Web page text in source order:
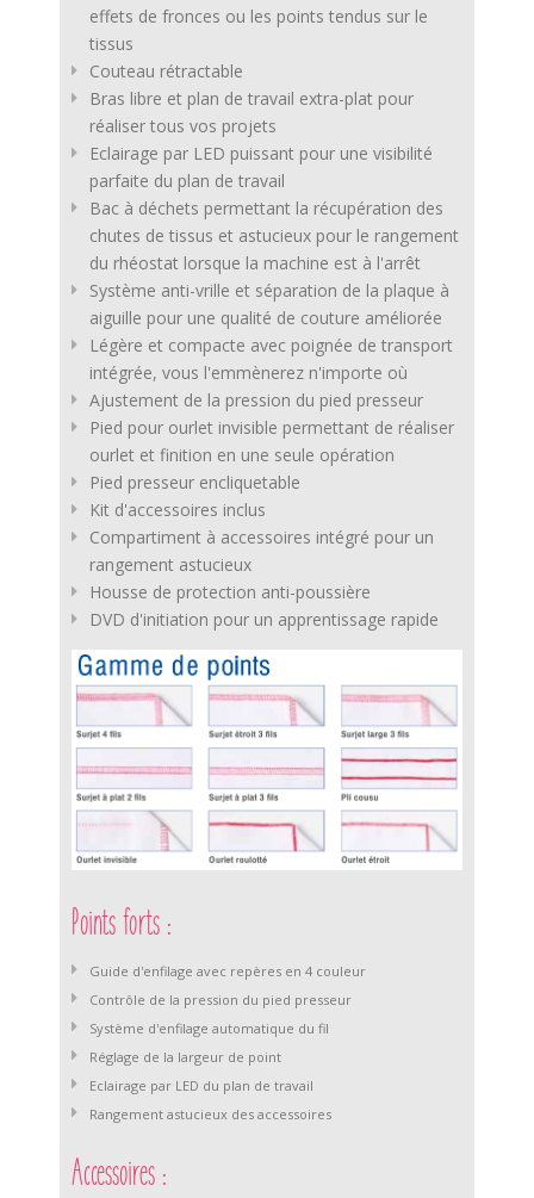
effets de fronces ou les points tendus sur le
tissus
Couteau rétractable
Bras libre et plan de travail extra-plat pour
réaliser tous vos projets
Eclairage par LED puissant pour une visibilité
parfaite du plan de travail
Bac à déchets permettant la récupération des
chutes de tissus et astucieux pour le rangement
du rhéostat lorsque la machine est à l'arrêt
Système anti-vrille et séparation de la plaque à
aiguille pour une qualité de couture améliorée
Légère et compacte avec poignée de transport
intégrée, vous l'emmènerez n'importe où
Ajustement de la pression du pied presseur
Pied pour ourlet invisible permettant de réaliser
ourlet et finition en une seule opération
Pied presseur encliquetable
Kit d'accessoires inclus
Compartiment à accessoires intégré pour un
rangement astucieux
Housse de protection anti-poussière
DVD d'initiation pour un apprentissage rapide
Points forts :
Guide d'enfilage avec repères en 4 couleur
Contrôle de la pression du pied presseur
Système d'enfilage automatique du fil
Réglage de la largeur de point
Eclairage par LED du plan de travail
Rangement astucieux des accessoires
Accessoires :